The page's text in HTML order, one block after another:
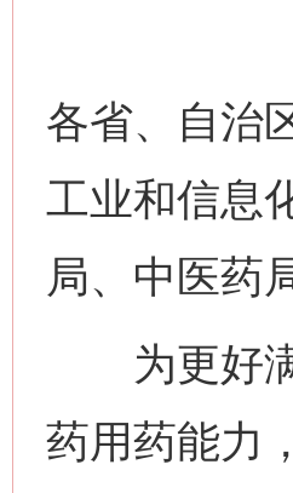
各省、自治
工业和信息
局、中医药
为更好满
药用药能力